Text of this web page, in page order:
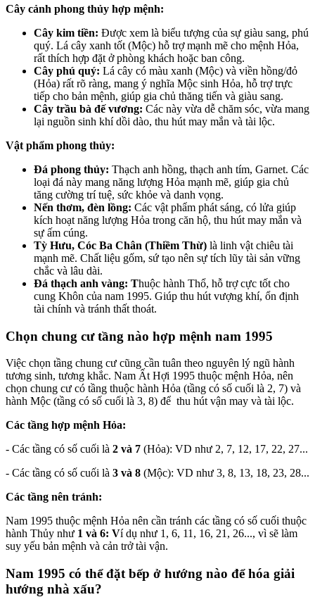
Cây cảnh phong thủy hợp mệnh:
Cây kim tiền: Được xem là biểu tượng của sự giàu sang, phú
quý. Lá cây xanh tốt (Mộc) hỗ trợ mạnh mẽ cho mệnh Hỏa,
rất thích hợp đặt ở phòng khách hoặc ban công.
Cây phú quý: Lá cây có màu xanh (Mộc) và viền hồng/đỏ
(Hỏa) rất rõ ràng, mang ý nghĩa Mộc sinh Hỏa, hỗ trợ trực
tiếp cho bản mệnh, giúp gia chủ thăng tiến và giàu sang.
Cây trầu bà đế vương: Các này vừa dễ chăm sóc, vừa mang
lại nguồn sinh khí dồi dào, thu hút may mắn và tài lộc.
Vật phẩm phong thủy:
Đá phong thủy: Thạch anh hồng, thạch anh tím, Garnet. Các
loại đá này mang năng lượng Hỏa mạnh mẽ, giúp gia chủ
tăng cường trí tuệ, sức khỏe và danh vọng.
Nến thơm, đèn lồng: Các vật phẩm phát sáng, có lửa giúp
kích hoạt năng lượng Hỏa trong căn hộ, thu hút may mắn và
sự ấm cúng.
Tỳ Hưu, Cóc Ba Chân (Thiềm Thừ) là linh vật chiêu tài
mạnh mẽ. Chất liệu gốm, sứ tạo nên sự tích lũy tài sản vững
chắc và lâu dài.
Đá thạch anh vàng: Thuộc hành Thổ, hỗ trợ cực tốt cho
cung Khôn của nam 1995. Giúp thu hút vượng khí, ổn định
tài chính và tránh thất thoát.
Chọn chung cư tầng nào hợp mệnh nam 1995
Việc chọn tầng chung cư cũng cần tuân theo nguyên lý ngũ hành
tương sinh, tương khắc. Nam Ất Hợi 1995 thuộc mệnh Hỏa, nên
chọn chung cư có tầng thuộc hành Hỏa (tầng có số cuối là 2, 7) và
hành Mộc (tầng có số cuối là 3, 8) để thu hút vận may và tài lộc.
Các tầng hợp mệnh Hỏa:
- Các tầng có số cuối là 2 và 7 (Hỏa): VD như 2, 7, 12, 17, 22, 27...
- Các tầng có số cuối là 3 và 8 (Mộc): VD như 3, 8, 13, 18, 23, 28...
Các tầng nên tránh:
Nam 1995 thuộc mệnh Hỏa nên cần tránh các tầng có số cuối thuộc
hành Thủy như 1 và 6: Ví dụ như 1, 6, 11, 16, 21, 26..., vì sẽ làm
suy yếu bản mệnh và cản trở tài vận.
Nam 1995 có thể đặt bếp ở hướng nào để hóa giải
hướng nhà xấu?